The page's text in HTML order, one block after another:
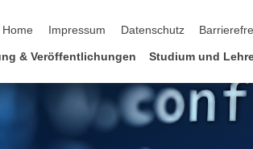
Home
Impressum Datenschutz
& Veröffentlichungen Studium und